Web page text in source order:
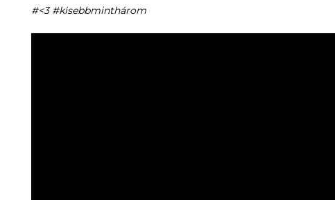
#<3 #kisebbminthárom